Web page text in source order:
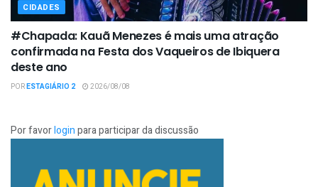
CIDADES
#Chapada: Kauã Menezes é mais uma atração
confirmada na Festa dos Vaqueiros de Ibiquera
deste ano
PORESTAGIÁRIO 2 2026/08/08
Por favorloginpara participar da discussão